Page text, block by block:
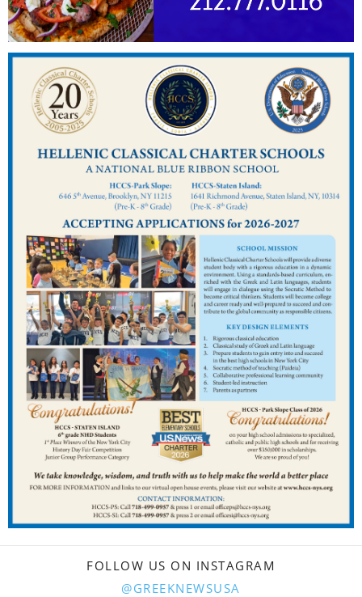
FOLLOW US ON INSTAGRAM
@GREEKNEWSUSA